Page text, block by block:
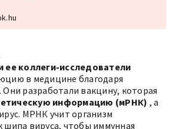
ее коллеги-исследователи
в медицине благодаря
разработали вакцину, которая
информацию (мРНК) , а
МРНК учит организм
шипа вируса, чтобы иммунная